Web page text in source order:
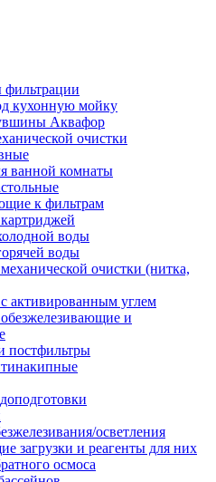
кухонную мойку
Аквафор
очистки
ванной комнаты
к фильтрам
воды
воды
очистки (нитка,
активированным углем
и
постфильтры
осветления
загрузки и реагенты для них
осмоса